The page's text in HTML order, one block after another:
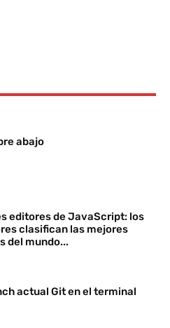
abajo
editores de JavaScript: los
clasifican las mejores
del mundo...
actual Git en el terminal